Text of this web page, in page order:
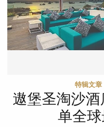
特辑文章
遨堡圣淘沙
单全